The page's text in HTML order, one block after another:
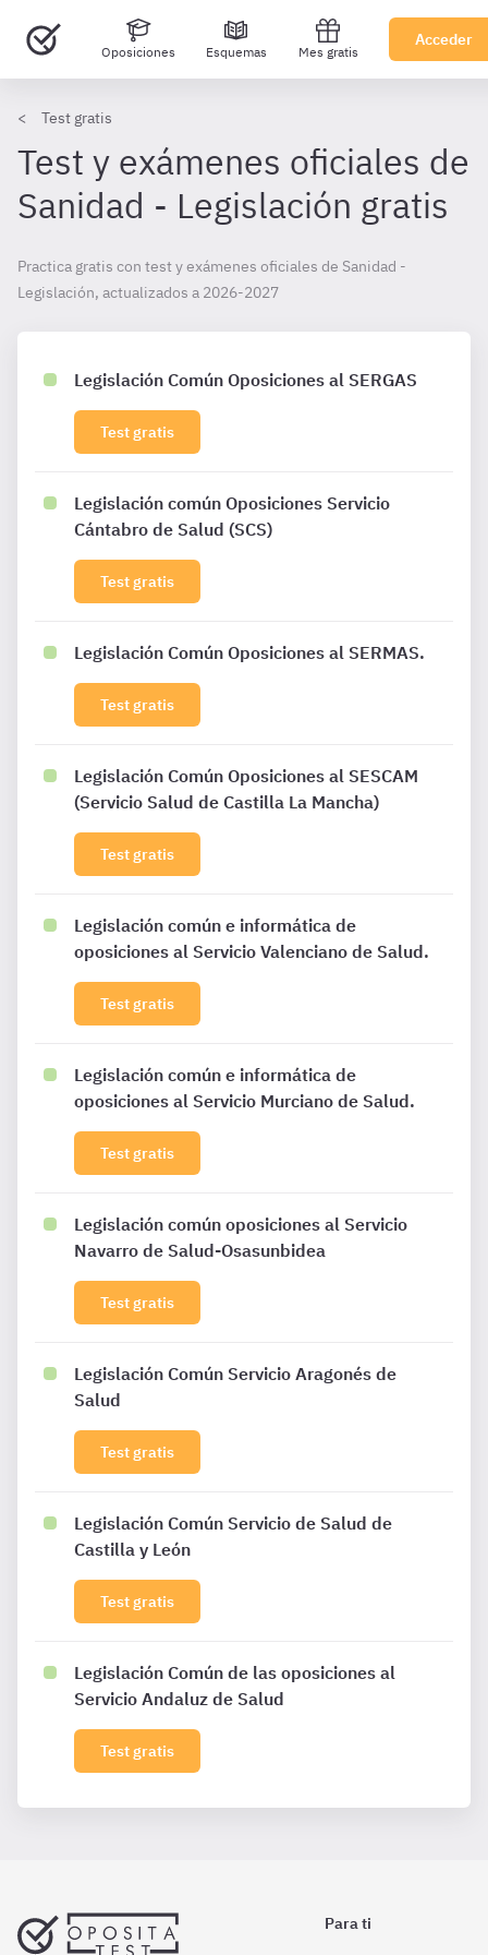
Oposiciones Esquemas Mes gratis
Acceder
Test gratis
Test y exámenes oficiales de
Sanidad - Legislación gratis
Practica gratis con test y exámenes oficiales de Sanidad -
Legislación, actualizados a 2026-2027
Legislación Común Oposiciones al SERGAS
Test gratis
Legislación común Oposiciones Servicio
Cántabro de Salud (SCS)
Test gratis
Legislación Común Oposiciones al SERMAS.
Test gratis
Legislación Común Oposiciones al SESCAM
(Servicio Salud de Castilla La Mancha)
Test gratis
Legislación común e informática de
oposiciones al Servicio Valenciano de Salud.
Test gratis
Legislación común e informática de
oposiciones al Servicio Murciano de Salud.
Test gratis
Legislación común oposiciones al Servicio
Navarro de Salud-Osasunbidea
Test gratis
Legislación Común Servicio Aragonés de
Salud
Test gratis
Legislación Común Servicio de Salud de
Castilla y León
Test gratis
Legislación Común de las oposiciones al
Servicio Andaluz de Salud
Test gratis
Para ti